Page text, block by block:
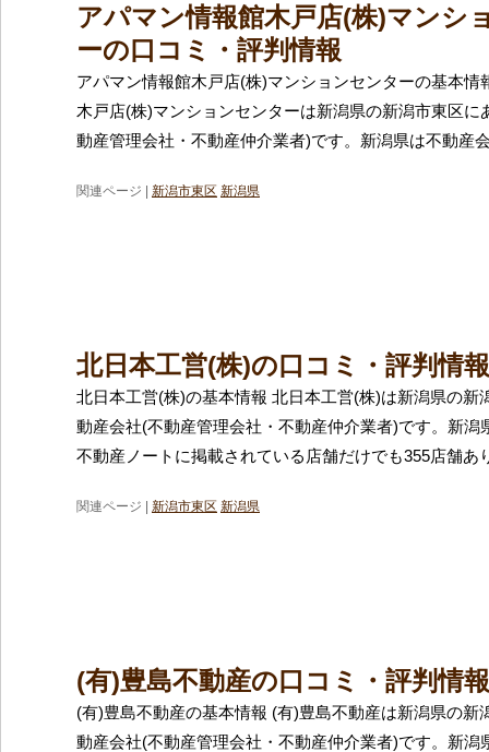
アパマン情報館木戸店(株)マンシ
ーの口コミ・評判情報
アパマン情報館木戸店(株)マンションセンターの基本情
木戸店(株)マンションセンターは新潟県の新潟市東区に
動産管理会社・不動産仲介業者)です。新潟県は不動産
関連ページ | 新潟市東区 新潟県
北日本工営(株)の口コミ・評判情報
北日本工営(株)の基本情報 北日本工営(株)は新潟県の新
動産会社(不動産管理会社・不動産仲介業者)です。新潟
不動産ノートに掲載されている店舗だけでも355店舗あ
関連ページ | 新潟市東区 新潟県
(有)豊島不動産の口コミ・評判情報
(有)豊島不動産の基本情報 (有)豊島不動産は新潟県の新
動産会社(不動産管理会社・不動産仲介業者)です。新潟